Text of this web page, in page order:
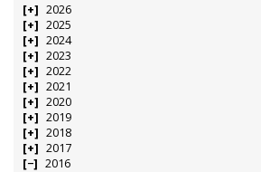
2026
2025
2024
2023
2022
2021
2020
2019
2018
2017
2016